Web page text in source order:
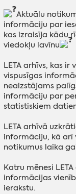
Aktuālu
informāciju par
kas izraisīja kādu
viedokļu lavīnu
LETA arhīvs, kas
vispusīgas
neaizstājams
informāciju par
statistiskiem
LETA arhīvā
informāciju, kā arī
notikumus laika
Katru mēnesi
informācijas
ierakstu.